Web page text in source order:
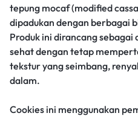
tepung mocaf (modified
dipadukan dengan berbagai
Produk ini dirancang
sehat dengan tetap
tekstur yang seimbang,
dalam.
Cookies ini menggunakan